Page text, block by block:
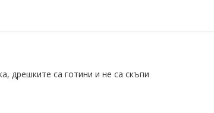
дрешките са готини и не са скъпи